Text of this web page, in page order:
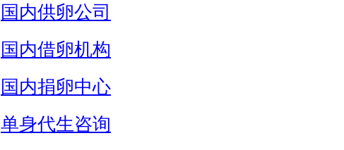
国内供卵公司
国内借卵机构
国内捐卵中心
单身代生咨询